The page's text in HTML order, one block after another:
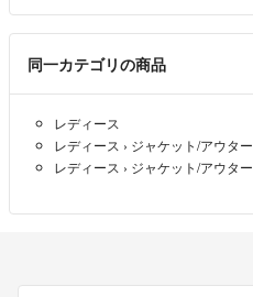
同一カテゴリの商品
レディース
レディース › ジャケット/アウター
レディース › ジャケット/アウター